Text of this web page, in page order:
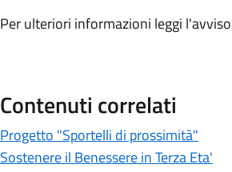
Per ulteriori informazioni leggi
Contenuti correlati
Progetto "Sportelli di prossimità"
Sostenere il Benessere in Terza Eta'